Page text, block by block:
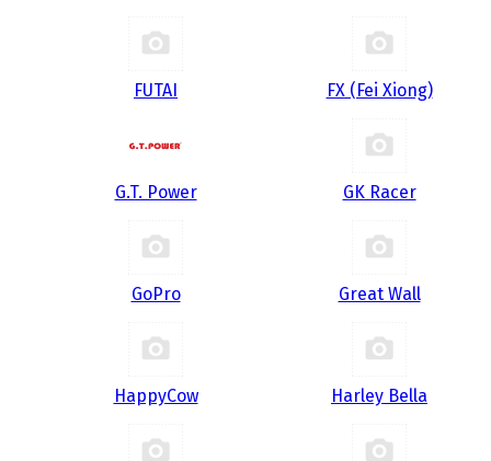
FUTAI FX (Fei Xiong)
G.T. Power GK Racer
GoPro Great Wall
HappyCow Harley Bella